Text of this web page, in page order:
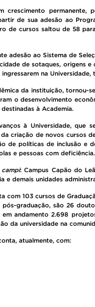
crescimento permanente,
de sua adesão ao
de cursos saltou de 58
adesão ao Sistema de
de sotaques, origens
na
da instituição, tornou-
o desenvolvimento
à Academia.
à Universidade,
criação de novos cursos
de políticas de inclusão e
e pessoas com deficiência.
campi: Campus Capão do
e demais unidades
com 103 cursos de
pós-graduação, são 26
andamento 2.698
da universidade na
atualmente, com: